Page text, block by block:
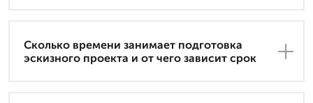
Сколько времени занимает подготовка
эскизного проекта и от чего зависит срок